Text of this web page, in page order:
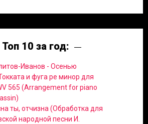
Топ 10 за год:
Иванов - Осенью
и фуга ре минор для
565 (Arrangement for piano
ты, отчизна (Обработка для
народной песни И.